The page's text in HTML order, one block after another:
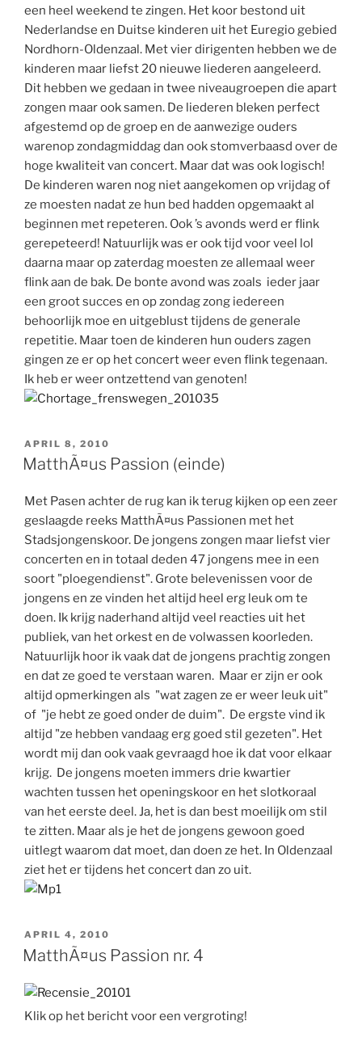
een heel weekend te zingen. Het koor bestond uit
Nederlandse en Duitse kinderen uit het Euregio gebied
Nordhorn-Oldenzaal. Met vier dirigenten hebben we de
kinderen maar liefst 20 nieuwe liederen aangeleerd.
Dit hebben we gedaan in twee niveaugroepen die apart
zongen maar ook samen. De liederen bleken perfect
afgestemd op de groep en de aanwezige ouders
warenop zondagmiddag dan ook stomverbaasd over de
hoge kwaliteit van concert. Maar dat was ook logisch!
De kinderen waren nog niet aangekomen op vrijdag of
ze moesten nadat ze hun bed hadden opgemaakt al
beginnen met repeteren. Ook ’s avonds werd er flink
gerepeteerd! Natuurlijk was er ook tijd voor veel lol
daarna maar op zaterdag moesten ze allemaal weer
flink aan de bak. De bonte avond was zoals ieder jaar
een groot succes en op zondag zong iedereen
behoorlijk moe en uitgeblust tijdens de generale
repetitie. Maar toen de kinderen hun ouders zagen
gingen ze er op het concert weer even flink tegenaan.
Ik heb er weer ontzettend van genoten!
GEPLAATST
OP
APRIL 8, 2010
MatthÃ¤us Passion (einde)
Met Pasen achter de rug kan ik terug kijken op een zeer
geslaagde reeks MatthÃ¤us Passionen met het
Stadsjongenskoor. De jongens zongen maar liefst vier
concerten en in totaal deden 47 jongens mee in een
soort "ploegendienst". Grote belevenissen voor de
jongens en ze vinden het altijd heel erg leuk om te
doen. Ik krijg naderhand altijd veel reacties uit het
publiek, van het orkest en de volwassen koorleden.
Natuurlijk hoor ik vaak dat de jongens prachtig zongen
en dat ze goed te verstaan waren. Maar er zijn er ook
altijd opmerkingen als "wat zagen ze er weer leuk uit"
of "je hebt ze goed onder de duim". De ergste vind ik
altijd "ze hebben vandaag erg goed stil gezeten". Het
wordt mij dan ook vaak gevraagd hoe ik dat voor elkaar
krijg. De jongens moeten immers drie kwartier
wachten tussen het openingskoor en het slotkoraal
van het eerste deel. Ja, het is dan best moeilijk om stil
te zitten. Maar als je het de jongens gewoon goed
uitlegt waarom dat moet, dan doen ze het. In Oldenzaal
ziet het er tijdens het concert dan zo uit.
GEPLAATST
OP
APRIL 4, 2010
MatthÃ¤us Passion nr. 4
Klik op het bericht voor een vergroting!